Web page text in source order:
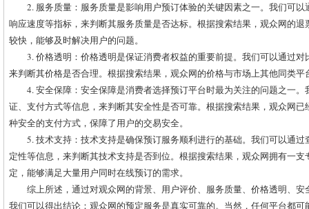
2. 服务质量：服务质量是影响用户预订体验的关键因素之一。我们可
响应速度等指标，来判断其服务质量是否达标。根据搜索结果，观众网的
较快，能够及时解决用户的问题。
3. 价格透明：价格透明是保证消费者权益的重要前提。我们可以通过
来判断其价格是否合理。根据搜索结果，观众网的价格与市场上其他同类
4. 安全保障：安全保障是消费者选择预订平台时最为关注的问题之一
证、支付方式等信息，来判断其安全性是否可靠。根据搜索结果，观众网
种安全的支付方式，保障了用户的交易安全。
5. 技术支持：技术支持是确保预订服务顺利进行的基础。我们可以通
定性等信息，来判断其技术支持是否到位。根据搜索结果，观众网拥有一
定，能够满足大量用户同时在线预订的需求。
综上所述，通过对观众网的背景、用户评价、服务质量、价格透明、
我们可以得出结论：观众网的预定服务是真实可靠的。当然，任何平台都